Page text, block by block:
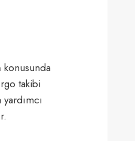
konusunda
takibi